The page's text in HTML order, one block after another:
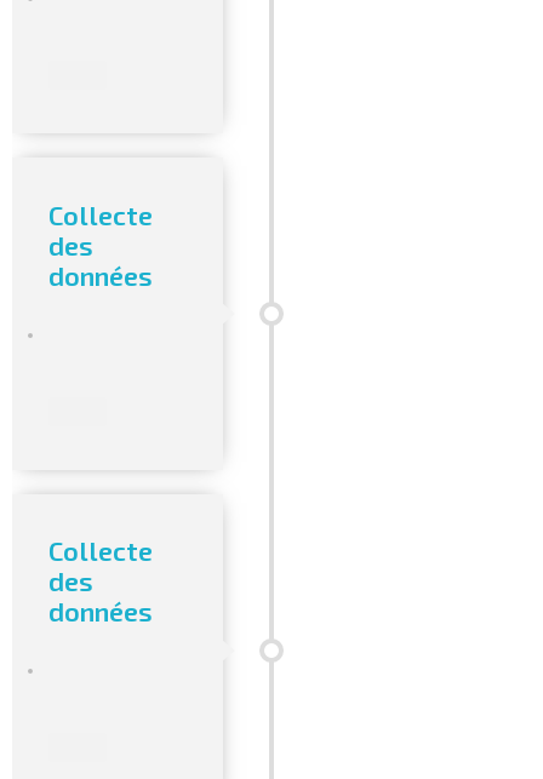
Collecte
des
données
Collecte
des
données